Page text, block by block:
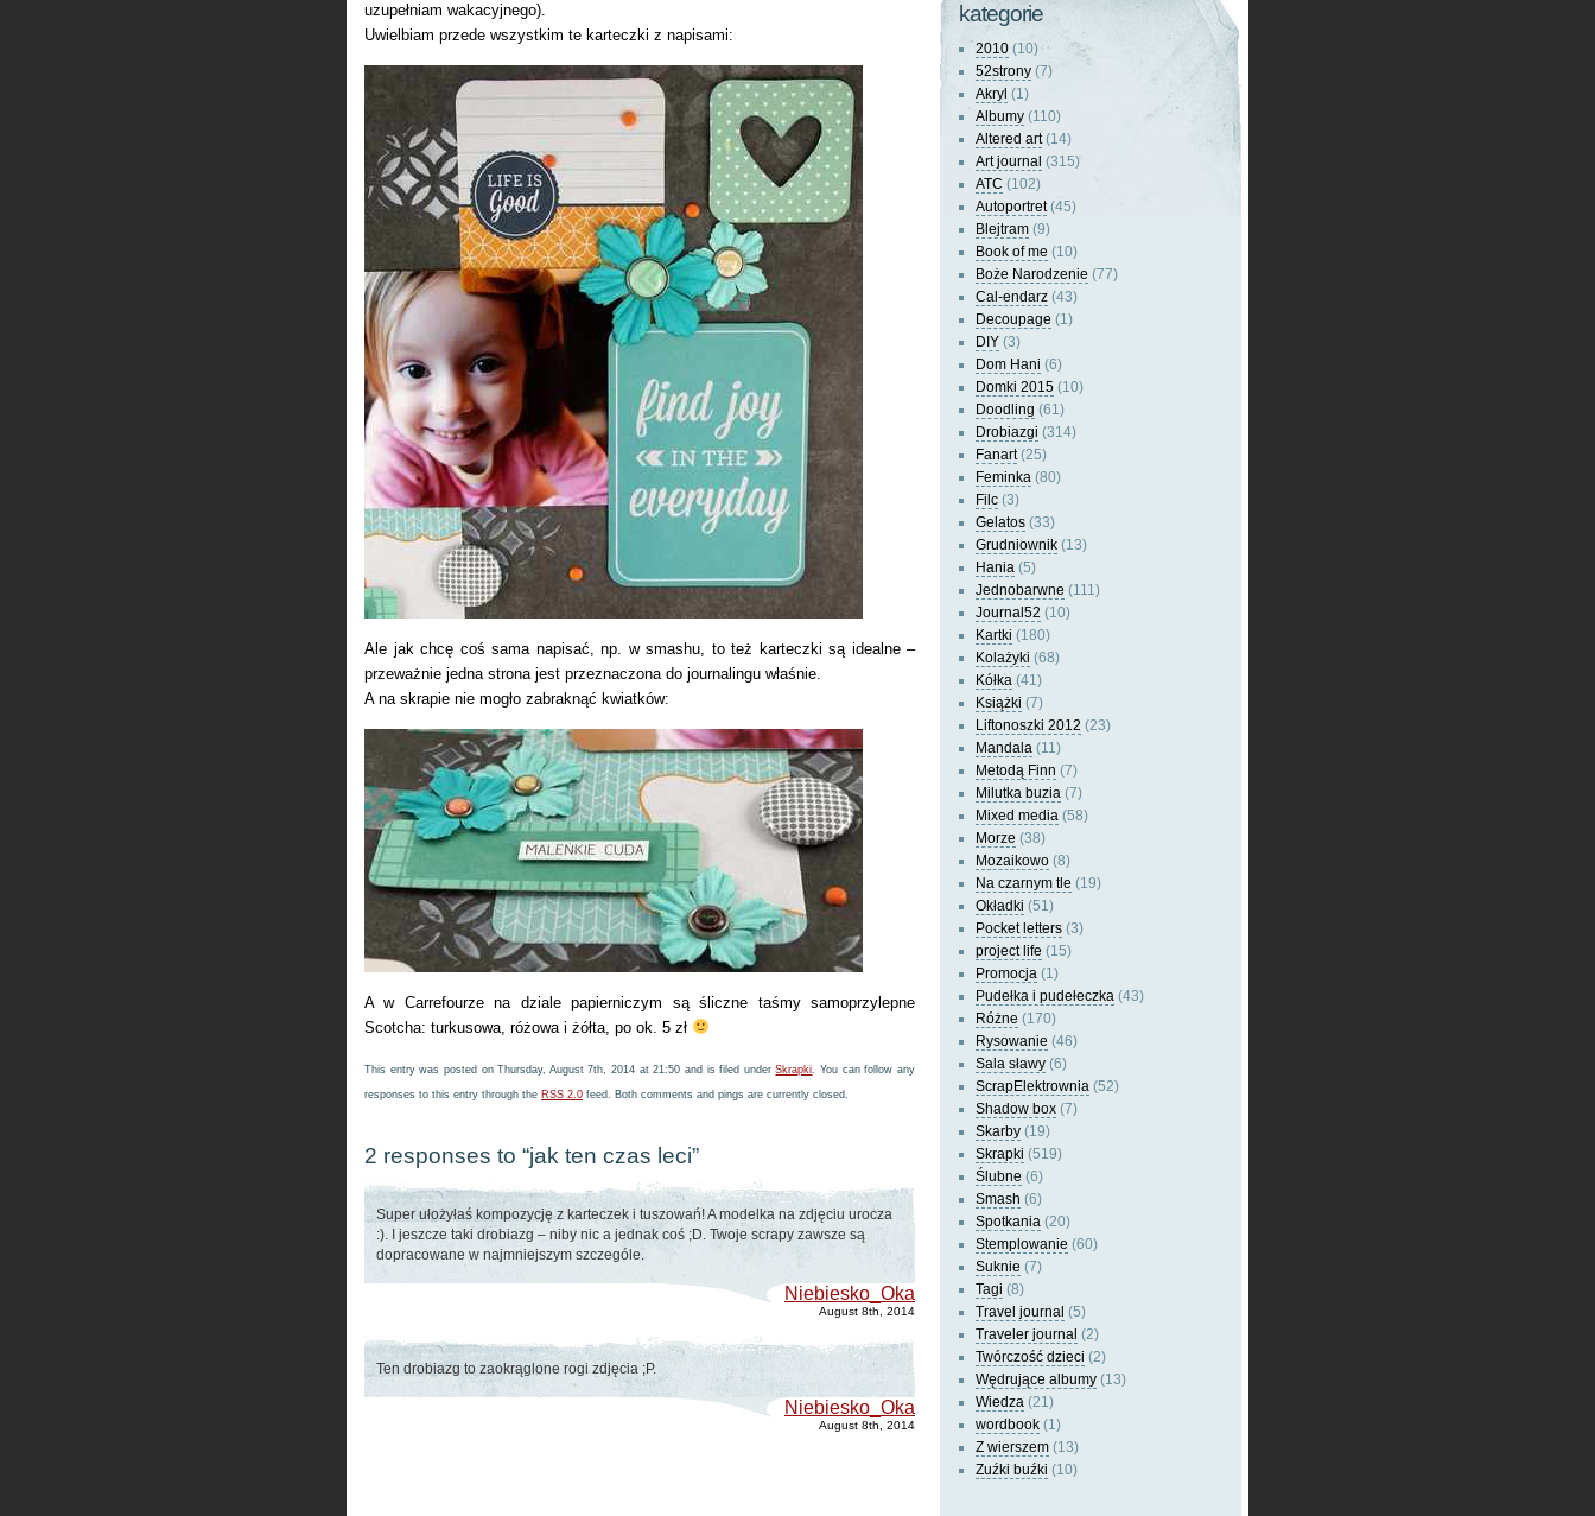
uzupełniam wakacyjnego).
Uwielbiam przede wszystkim te karteczki z napisami:
Ale jak chcę coś sama napisać, np. w smashu, to też karteczki są idealne –
przeważnie jedna strona jest przeznaczona do journalingu właśnie.
A na skrapie nie mogło zabraknąć kwiatków:
A w Carrefourze na dziale papierniczym są śliczne taśmy samoprzylepne
Scotcha: turkusowa, różowa i żółta, po ok. 5 zł
This entry was posted on Thursday, August 7th, 2014 at 21:50 and is filed underSkrapki. You can follow any
responses to this entry through the RSS 2.0 feed. Both comments and pings are currently closed.
2 responses to “jak ten czas leci”
Super ułożyłaś kompozycję z karteczek i tuszowań! A modelka na zdjęciu urocza
:). I jeszcze taki drobiazg – niby nic a jednak coś ;D. Twoje scrapy zawsze są
dopracowane w najmniejszym szczególe.
Niebiesko_Oka
August 8th, 2014
Ten drobiazg to zaokrąglone rogi zdjęcia ;P.
Niebiesko_Oka
August 8th, 2014
kategorie
2010 (10)
52strony (7)
Akryl (1)
Albumy (110)
Altered art(14)
Art journal (315)
ATC (102)
Autoportret(45)
Blejtram (9)
Book of me (10)
Boże Narodzenie (77)
Cal-endarz (43)
Decoupage (1)
DIY (3)
Dom Hani (6)
Domki 2015 (10)
Doodling (61)
Drobiazgi (314)
Fanart(25)
Feminka (80)
Filc (3)
Gelatos (33)
Grudniownik (13)
Hania (5)
Jednobarwne (111)
Journal52 (10)
Kartki (180)
Kolażyki (68)
Kółka (41)
Książki (7)
Liftonoszki 2012 (23)
Mandala (11)
Metodą Finn (7)
Milutka buzia (7)
Mixed media (58)
Morze (38)
Mozaikowo (8)
Na czarnym tle (19)
Okładki (51)
Pocket letters (3)
project life (15)
Promocja (1)
Pudełka i pudełeczka (43)
Różne (170)
Rysowanie (46)
Sala sławy (6)
ScrapElektrownia (52)
Shadow box (7)
Skarby (19)
Skrapki (519)
Ślubne (6)
Smash (6)
Spotkania (20)
Stemplowanie (60)
Suknie (7)
Tagi (8)
Travel journal (5)
Traveler journal (2)
Twórczość dzieci (2)
Wędrujące albumy (13)
Wiedza (21)
wordbook (1)
Z wierszem (13)
Zuźki buźki (10)